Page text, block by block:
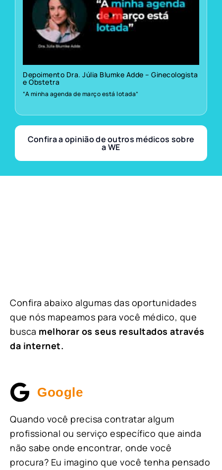
Depoimento Dra. Júlia Blumke Adde – Ginecologista
e Obstetra
“A minha agenda de março está lotada”
Confira a opinião de outros médicos sobre
a WE
Confira abaixo algumas das oportunidades
que nós mapeamos para você médico, que
busca melhorar os seus resultados através
da internet.
Google
Quando você precisa contratar algum
profissional ou serviço específico que ainda
não sabe onde encontrar, onde você
procura? Eu imagino que você tenha pensado